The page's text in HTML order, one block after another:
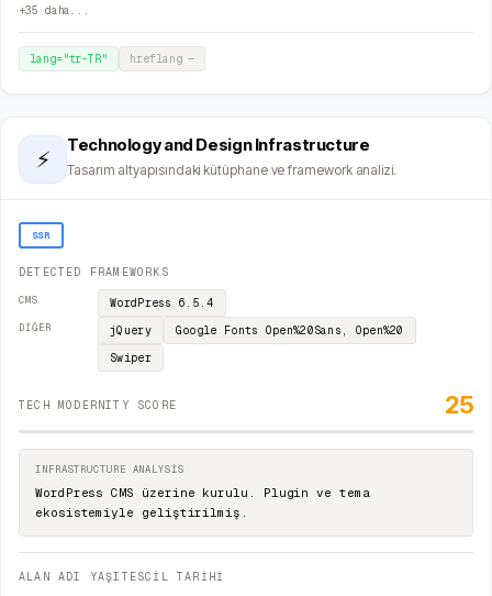
+35 daha...
lang="tr-TR" hreflang—
⚡
Technology and Design Infrastructure
Tasarım altyapısındaki kütüphane ve framework analizi.
SSR
DETECTED FRAMEWORKS
CMS WordPress 6.5.4
DIĞER jQuery Google Fonts
Open%20Sans, Open%20
Swiper
TECH MODERNITY SCORE 25
INFRASTRUCTURE ANALYSIS
WordPress CMS üzerine kurulu. Plugin ve tema
ekosistemiyle geliştirilmiş.
ALAN ADI YAŞI TESCİL TARİHİ